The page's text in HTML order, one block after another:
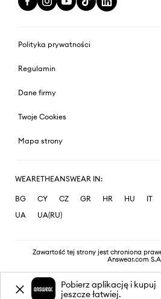
Polityka prywatności
Regulamin
Dane firmy
Twoje Cookies
Mapa strony
WEARETHEANSWEAR IN:
BG CY CZ GR HR HU IT
UA
UA(RU)
Zawartość tej strony jest chroniona
Answear.com
Pobierz aplikację i kupuj
jeszcze łatwiej.